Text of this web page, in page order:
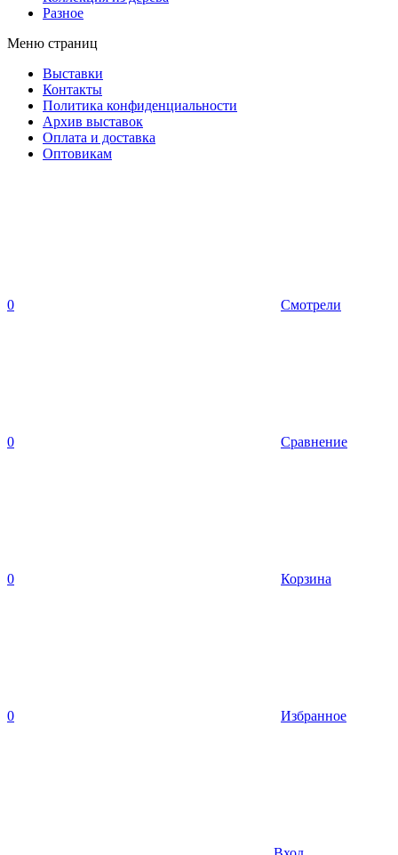
Разное
Меню страниц
Выставки
Контакты
Политика конфиденциальности
Архив выставок
Оплата и доставка
Оптовикам
0 Смотрели
0 Сравнение
0 Корзина
0 Избранное